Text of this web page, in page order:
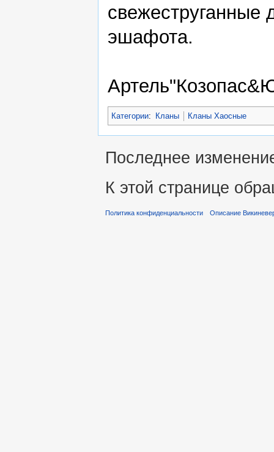
свежеструганные
эшафота.
Категории: Кланы Кланы Хаосные
Последнее
К этой странице
Политика конфиденциальности Описание